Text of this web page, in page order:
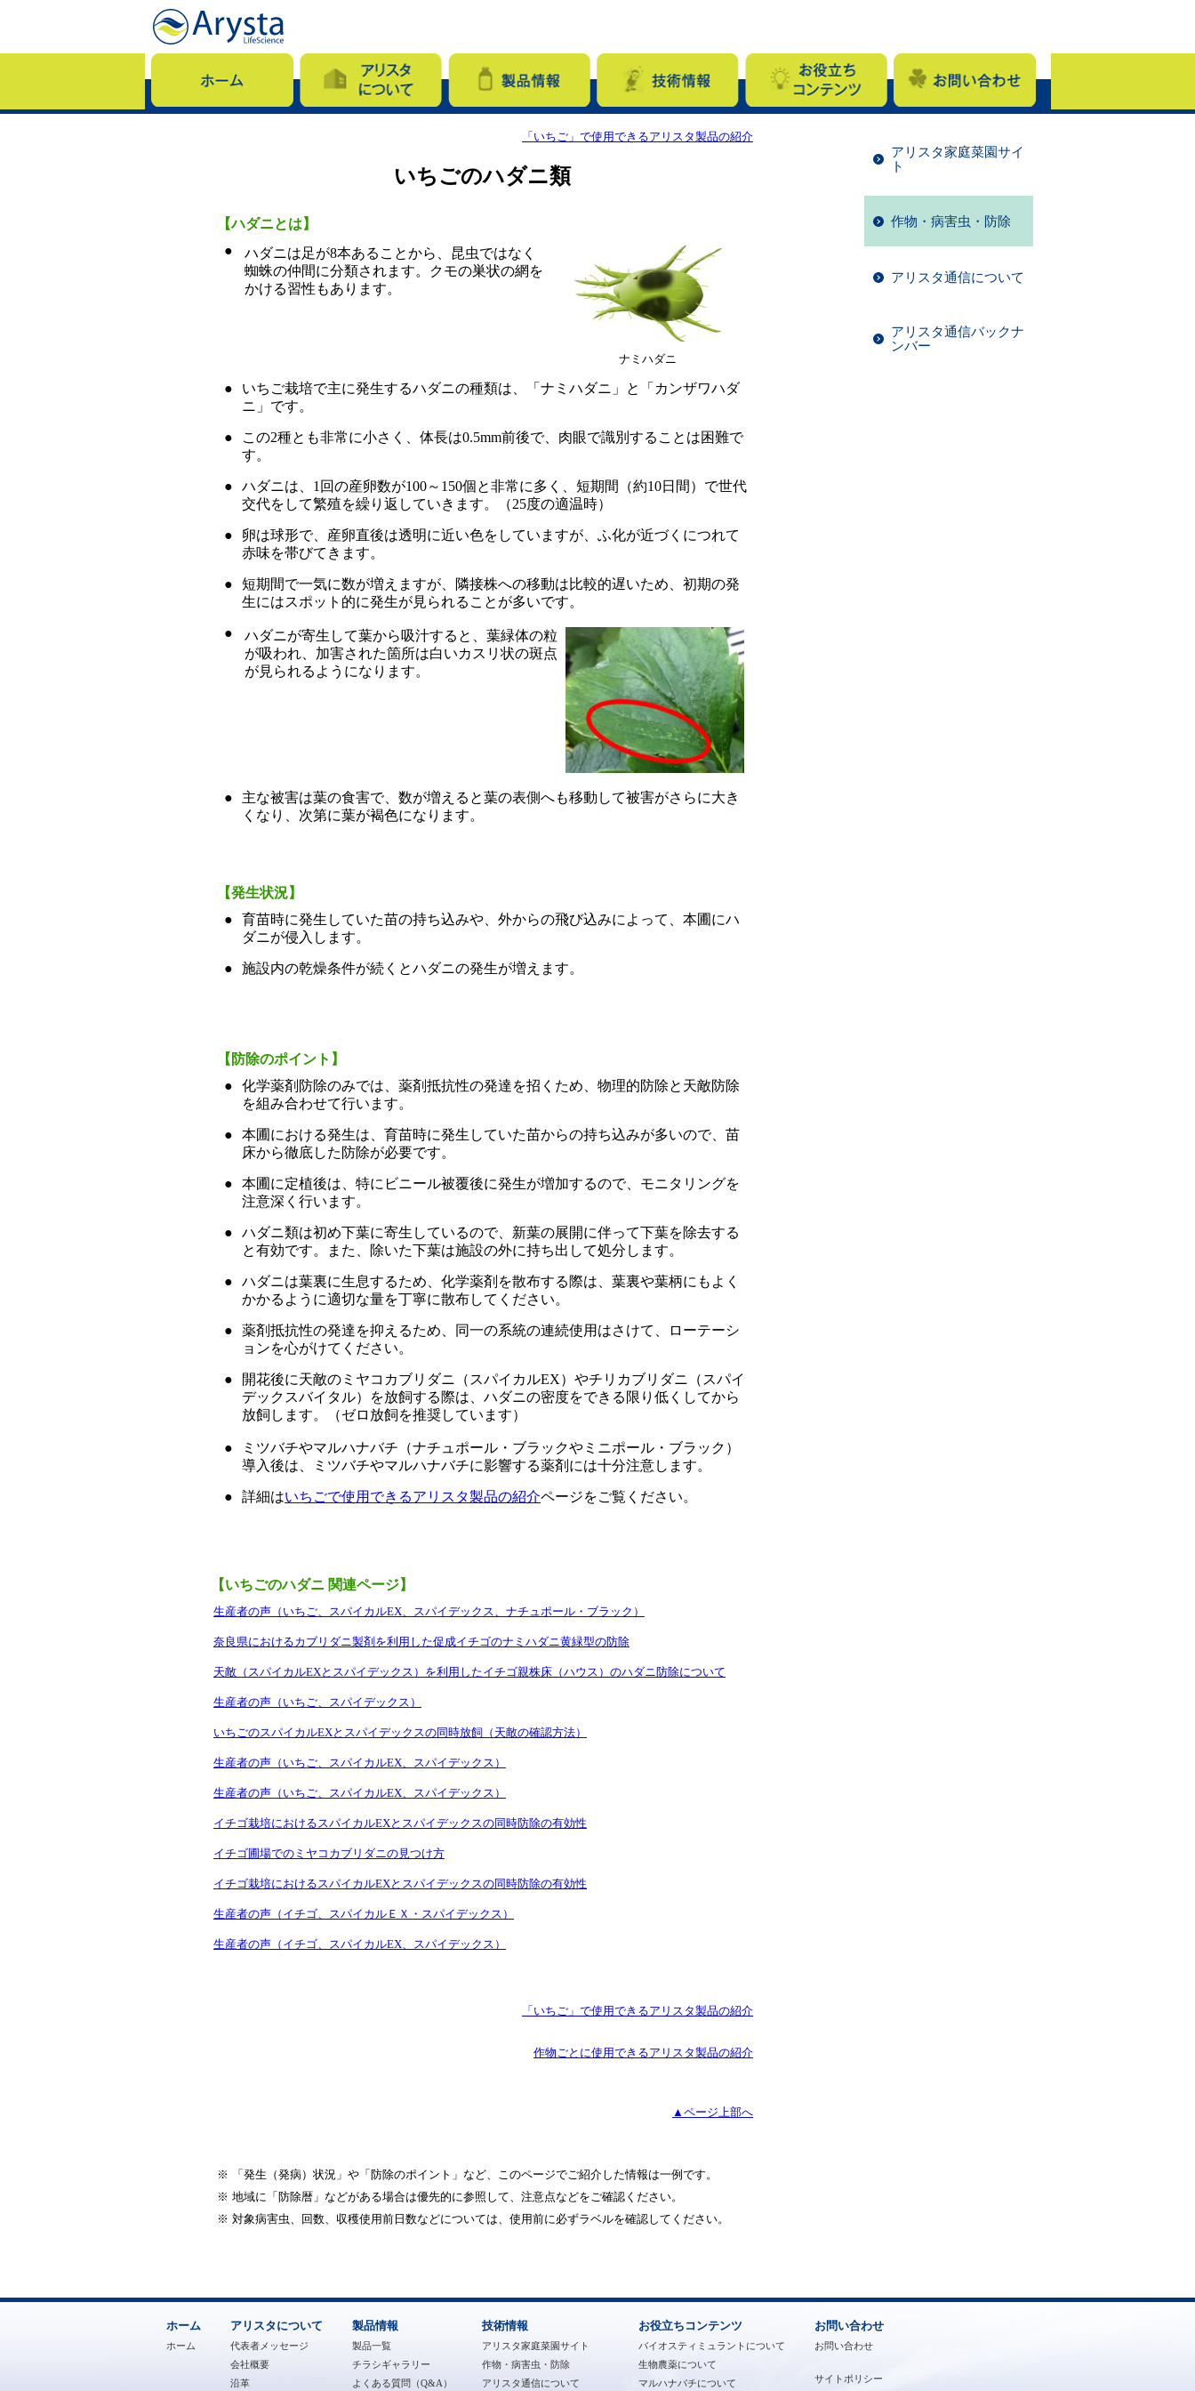
「いちご」で使用できるアリスタ製品の紹介
いちごのハダニ類
【ハダニとは】
●
ハダニは足が8本あることから、昆虫ではなく
蜘蛛の仲間に分類されます。クモの巣状の網を
かける習性もあります。
ナミハダニ
●
いちご栽培で主に発生するハダニの種類は、「ナミハダニ」と「カンザワハダ
ニ」です。
●
この2種とも非常に小さく、体長は0.5mm前後で、肉眼で識別することは困難で
す。
●
ハダニは、1回の産卵数が100～150個と非常に多く、短期間（約10日間）で世代
交代をして繁殖を繰り返していきます。（25度の適温時）
●
卵は球形で、産卵直後は透明に近い色をしていますが、ふ化が近づくにつれて
赤味を帯びてきます。
●
短期間で一気に数が増えますが、隣接株への移動は比較的遅いため、初期の発
生にはスポット的に発生が見られることが多いです。
●
ハダニが寄生して葉から吸汁すると、葉緑体の粒
が吸われ、加害された箇所は白いカスリ状の斑点
が見られるようになります。
●
主な被害は葉の食害で、数が増えると葉の表側へも移動して被害がさらに大き
くなり、次第に葉が褐色になります。
【発生状況】
●
育苗時に発生していた苗の持ち込みや、外からの飛び込みによって、本圃にハ
ダニが侵入します。
● 施設内の乾燥条件が続くとハダニの発生が増えます。
【防除のポイント】
●
化学薬剤防除のみでは、薬剤抵抗性の発達を招くため、物理的防除と天敵防除
を組み合わせて行います。
●
本圃における発生は、育苗時に発生していた苗からの持ち込みが多いので、苗
床から徹底した防除が必要です。
●
本圃に定植後は、特にビニール被覆後に発生が増加するので、モニタリングを
注意深く行います。
●
ハダニ類は初め下葉に寄生しているので、新葉の展開に伴って下葉を除去する
と有効です。また、除いた下葉は施設の外に持ち出して処分します。
●
ハダニは葉裏に生息するため、化学薬剤を散布する際は、葉裏や葉柄にもよく
かかるように適切な量を丁寧に散布してください。
●
薬剤抵抗性の発達を抑えるため、同一の系統の連続使用はさけて、ローテーシ
ョンを心がけてください。
●
開花後に天敵のミヤコカブリダニ（スパイカルEX）やチリカブリダニ（スパイ
デックスバイタル）を放飼する際は、ハダニの密度をできる限り低くしてから
放飼します。（ゼロ放飼を推奨しています）
●
ミツバチやマルハナバチ（ナチュポール・ブラックやミニポール・ブラック）
導入後は、ミツバチやマルハナバチに影響する薬剤には十分注意します。
● 詳細はいちごで使用できるアリスタ製品の紹介ページをご覧ください。
【いちごのハダニ 関連ページ】
生産者の声（いちご、スパイカルEX、スパイデックス、ナチュポール・ブラック）
奈良県におけるカブリダニ製剤を利用した促成イチゴのナミハダニ黄緑型の防除
天敵（スパイカルEXとスパイデックス）を利用したイチゴ親株床（ハウス）のハダニ防除について
生産者の声（いちご、スパイデックス）
いちごのスパイカルEXとスパイデックスの同時放飼（天敵の確認方法）
生産者の声（いちご、スパイカルEX、スパイデックス）
生産者の声（いちご、スパイカルEX、スパイデックス）
イチゴ栽培におけるスパイカルEXとスパイデックスの同時防除の有効性
イチゴ圃場でのミヤコカブリダニの見つけ方
イチゴ栽培におけるスパイカルEXとスパイデックスの同時防除の有効性
生産者の声（イチゴ、スパイカルＥＸ・スパイデックス）
生産者の声（イチゴ、スパイカルEX、スパイデックス）
「いちご」で使用できるアリスタ製品の紹介
作物ごとに使用できるアリスタ製品の紹介
▲ページ上部へ
※
「発生（発病）状況」や「防除のポイント」など、このページでご紹介した情報は一例です。
※ 地域に「防除暦」などがある場合は優先的に参照して、注意点などをご確認ください。
※ 対象病害虫、回数、収穫使用前日数などについては、使用前に必ずラベルを確認してください。
アリスタ家庭菜園サイ
ト
作物・病害虫・防除
アリスタ通信について
アリスタ通信バックナ
ンバー
ホーム
ホーム
アリスタについて
代表者メッセージ
会社概要
沿革
製品情報
製品一覧
チラシギャラリー
よくある質問（Q&A）
技術情報
アリスタ家庭菜園サイト
作物・病害虫・防除
アリスタ通信について
お役立ちコンテンツ
バイオスティミュラントについて
生物農薬について
マルハナバチについて
お問い合わせ
お問い合わせ
サイトポリシー